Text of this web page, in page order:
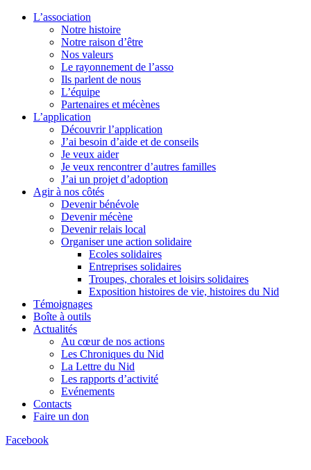
L’association
Notre histoire
Notre raison d’être
Nos valeurs
Le rayonnement de l’asso
Ils parlent de nous
L’équipe
Partenaires et mécènes
L’application
Découvrir l’application
J’ai besoin d’aide et de conseils
Je veux aider
Je veux rencontrer d’autres familles
J’ai un projet d’adoption
Agir à nos côtés
Devenir bénévole
Devenir mécène
Devenir relais local
Organiser une action solidaire
Ecoles solidaires
Entreprises solidaires
Troupes, chorales et loisirs solidaires
Exposition histoires de vie, histoires du Nid
Témoignages
Boîte à outils
Actualités
Au cœur de nos actions
Les Chroniques du Nid
La Lettre du Nid
Les rapports d’activité
Evénements
Contacts
Faire un don
Facebook